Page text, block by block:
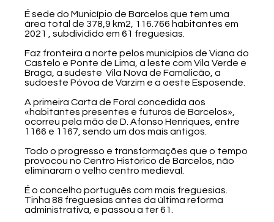
É sede do Município de Barcelos que tem uma
área total de 378,9 km2, 116.766 habitantes em
2021 , subdividido em 61 freguesias.
Faz fronteira a norte pelos municípios de Viana do
Castelo e Ponte de Lima, a leste com Vila Verde e
Braga, a sudeste Vila Nova de Famalicão, a
sudoeste Póvoa de Varzim e a oeste Esposende.
A primeira Carta de Foral concedida aos
«habitantes presentes e futuros de Barcelos»,
ocorreu pela mão de D. Afonso Henriques, entre
1166 e 1167, sendo um dos mais antigos.
Todo o progresso e transformações que o tempo
provocou no Centro Histórico de Barcelos, não
eliminaram o velho centro medieval.
É o concelho português com mais freguesias.
Tinha 88 freguesias antes da última reforma
administrativa, e passou a ter 61.